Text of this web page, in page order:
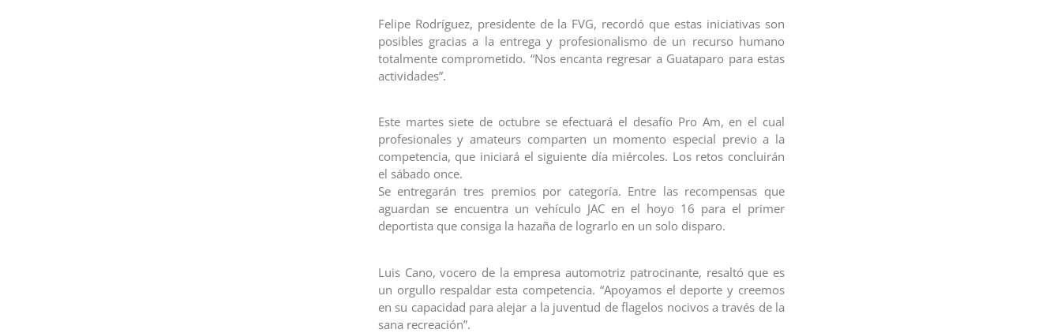
Felipe Rodríguez, presidente de la FVG, recordó que estas iniciativas son
posibles gracias a la entrega y profesionalismo de un recurso humano
totalmente comprometido. “Nos encanta regresar a Guataparo para estas
actividades”.
Este martes siete de octubre se efectuará el desafío Pro Am, en el cual
profesionales y amateurs comparten un momento especial previo a la
competencia, que iniciará el siguiente día miércoles. Los retos concluirán
el sábado once.
Se entregarán tres premios por categoría. Entre las recompensas que
aguardan se encuentra un vehículo JAC en el hoyo 16 para el primer
deportista que consiga la hazaña de lograrlo en un solo disparo.
Luis Cano, vocero de la empresa automotriz patrocinante, resaltó que es
un orgullo respaldar esta competencia. “Apoyamos el deporte y creemos
en su capacidad para alejar a la juventud de flagelos nocivos a través de la
sana recreación”.